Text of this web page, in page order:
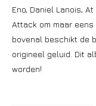
Eno, Daniel Lanois,
Attack om maar
bovenal beschikt de
origineel geluid. Dit
worden!